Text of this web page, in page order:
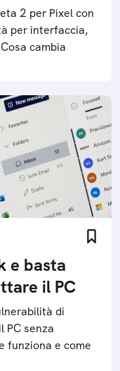
2 per Pixel con
per interfaccia,
cambia
e basta
il PC
di
PC senza
funziona e come